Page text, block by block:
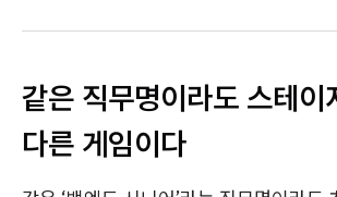
같은 직무명이라도 스테이
다른 게임이다